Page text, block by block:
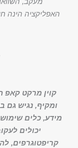
האפליקציה הינה
קוין מרקט קאפ
ומקיף, נגיש גם
מידע, כלים
קריפטוגרפים,